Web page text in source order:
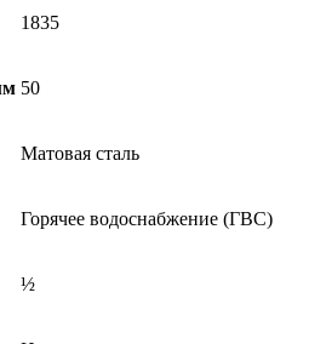
1835
50
Матовая сталь
Горячее водоснабжение (ГВС)
½